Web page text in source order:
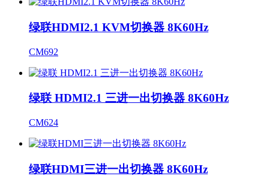
绿联HDMI2.1 KVM切换器 8K60Hz
CM692
绿联 HDMI2.1 三进一出切换器 8K60Hz
CM624
绿联HDMI三进一出切换器 8K60Hz